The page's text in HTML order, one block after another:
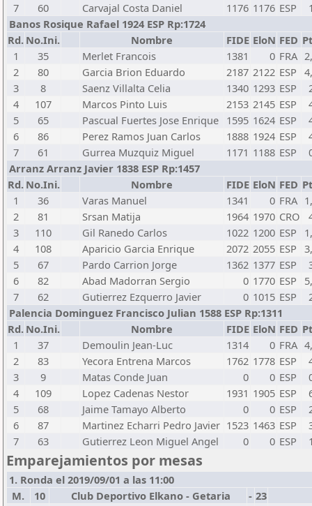
7
60 Carvajal Costa Daniel 1176 1176 ESP
Banos Rosique Rafael 1924 ESP Rp:1724
Rd. No.Ini. Nombre FIDE EloN FED
1
35 Merlet Francois 1381 0 FRA
2
80 Garcia Brion Eduardo 2187 2122 ESP
3
8 Saenz Villalta Celia 1340 1293 ESP
4
107 Marcos Pinto Luis 2153 2145 ESP
5
65 Pascual Fuertes Jose Enrique 1595 1624 ESP
6
86 Perez Ramos Juan Carlos 1888 1924 ESP
7
61 Gurrea Muzquiz Miguel 1171 1188 ESP
Arranz Arranz Javier 1838 ESP Rp:1457
Rd. No.Ini. Nombre FIDE EloN FED
1
36 Varas Manuel 1341 0 FRA
2
81 Srsan Matija 1964 1970 CRO
3
110 Gil Ranedo Carlos 1022 1200 ESP
4
108 Aparicio Garcia Enrique 2072 2055 ESP
5
67 Pardo Carrion Jorge 1362 1377 ESP
6
82 Abad Madorran Sergio 0 1770 ESP
7
62 Gutierrez Ezquerro Javier 0 1015 ESP
Palencia Dominguez Francisco Julian 1588 ESP Rp:1311
Rd. No.Ini. Nombre FIDE EloN FED
1
37 Demoulin Jean-Luc 1314 0 FRA
2
83 Yecora Entrena Marcos 1762 1778 ESP
3
9 Matas Conde Juan 0 0 ESP
4
109 Lopez Cadenas Nestor 1931 1905 ESP
5
68 Jaime Tamayo Alberto 0 0 ESP
6
87 Martinez Echarri Pedro Javier 1523 1463 ESP
7
63 Gutierrez Leon Miguel Angel 0 0 ESP
Emparejamientos por mesas
1. Ronda el 2019/09/01 a las 11:00
M.
10 Club Deportivo Elkano - Getaria - 23